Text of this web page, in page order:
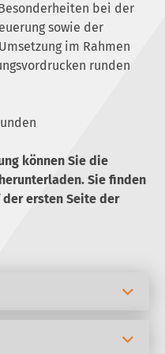
bei der
sowie der
im Rahmen
runden
können Sie die
Sie finden
der ersten Seite der